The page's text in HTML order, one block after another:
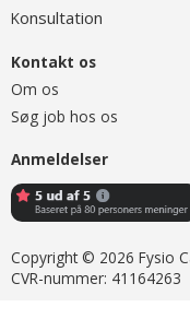
Konsultation
Kontakt os
Om os
Søg job hos os
Anmeldelser
Copyright © 2026 Fysio
CVR-nummer: 41164263